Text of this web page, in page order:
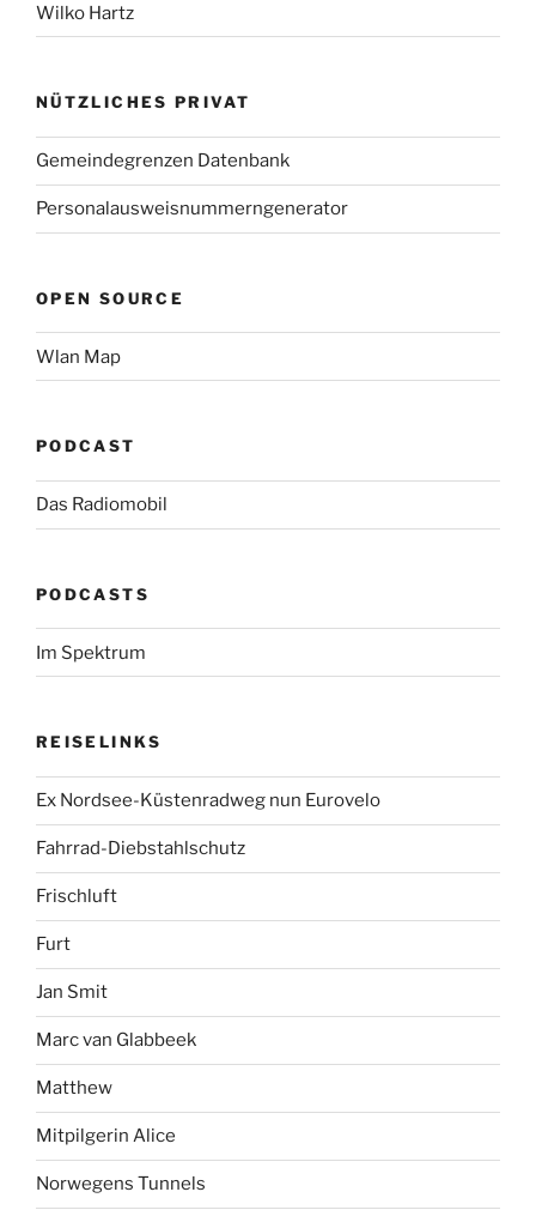
Wilko Hartz
NÜTZLICHES PRIVAT
Gemeindegrenzen Datenbank
Personalausweisnummerngenerator
OPEN SOURCE
Wlan Map
PODCAST
Das Radiomobil
PODCASTS
Im Spektrum
REISELINKS
Ex Nordsee-Küstenradweg nun Eurovelo
Fahrrad-Diebstahlschutz
Frischluft
Furt
Jan Smit
Marc van Glabbeek
Matthew
Mitpilgerin Alice
Norwegens Tunnels